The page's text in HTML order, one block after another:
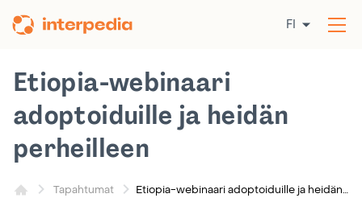
sisältöön
FI
Tapahtumat Etiopia-webinaari adoptoiduille ja heidän perheilleen
Etiopia-webinaari
adoptoiduille ja heidän
perheilleen